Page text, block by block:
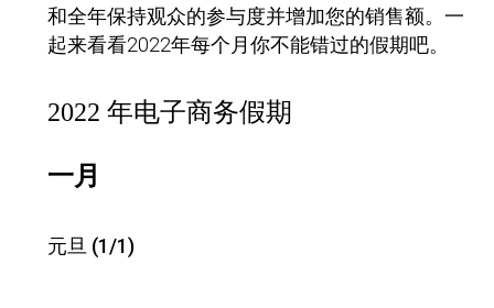
和全年保持观众的参与度并增加您的销售额。 一
起来看看2022年每个月你不能错过的假期吧。
2022 年电子商务假期
一月
元旦 (1/1)